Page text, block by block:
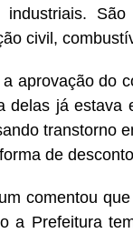
industriais.
civil,
aprovação do
delas já estava
transtorno
de
comentou
a Prefeitura